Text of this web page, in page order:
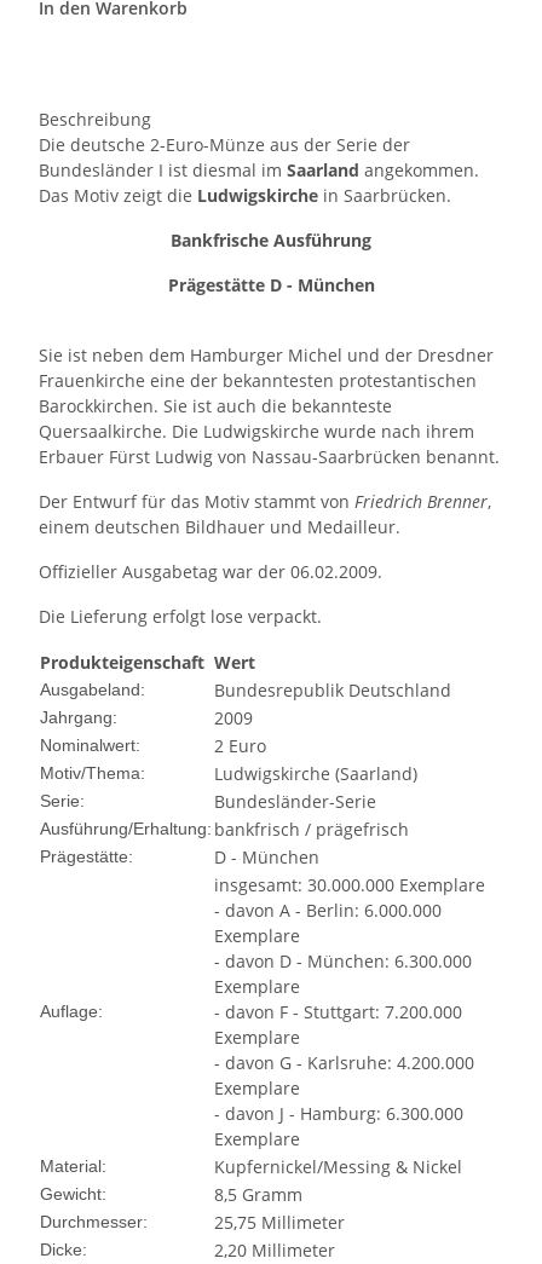
In den Warenkorb
Beschreibung
Die deutsche 2-Euro-Münze aus der Serie der
Bundesländer I ist diesmal im Saarland angekommen.
Das Motiv zeigt die Ludwigskirche in Saarbrücken.
Bankfrische Ausführung
Prägestätte D - München
Sie ist neben dem Hamburger Michel und der Dresdner
Frauenkirche eine der bekanntesten protestantischen
Barockkirchen. Sie ist auch die bekannteste
Quersaalkirche. Die Ludwigskirche wurde nach ihrem
Erbauer Fürst Ludwig von Nassau-Saarbrücken benannt.
Der Entwurf für das Motiv stammt von Friedrich Brenner,
einem deutschen Bildhauer und Medailleur.
Offizieller Ausgabetag war der 06.02.2009.
Die Lieferung erfolgt lose verpackt.
Produkteigenschaft Wert
Ausgabeland: Bundesrepublik Deutschland
Jahrgang: 2009
Nominalwert: 2 Euro
Motiv/Thema: Ludwigskirche (Saarland)
Serie: Bundesländer-Serie
Ausführung/Erhaltung: bankfrisch / prägefrisch
Prägestätte: D - München
Auflage:
insgesamt: 30.000.000 Exemplare
- davon A - Berlin: 6.000.000
Exemplare
- davon D - München: 6.300.000
Exemplare
- davon F - Stuttgart: 7.200.000
Exemplare
- davon G - Karlsruhe: 4.200.000
Exemplare
- davon J - Hamburg: 6.300.000
Exemplare
Material: Kupfernickel/Messing & Nickel
Gewicht: 8,5 Gramm
Durchmesser: 25,75 Millimeter
Dicke: 2,20 Millimeter